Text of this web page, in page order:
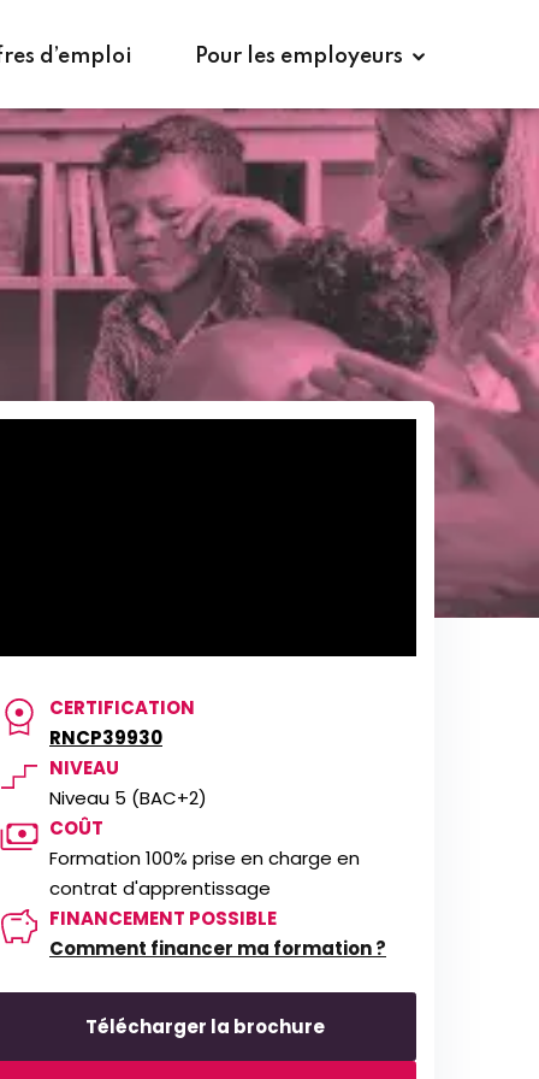
d’emploi Pour les employeurs
CERTIFICATION
RNCP39930
NIVEAU
Niveau 5 (BAC+2)
COÛT
Formation 100% prise en charge en
contrat d'apprentissage
FINANCEMENT POSSIBLE
Comment financer ma formation ?
Télécharger la brochure
la brochure Candidater à la formation